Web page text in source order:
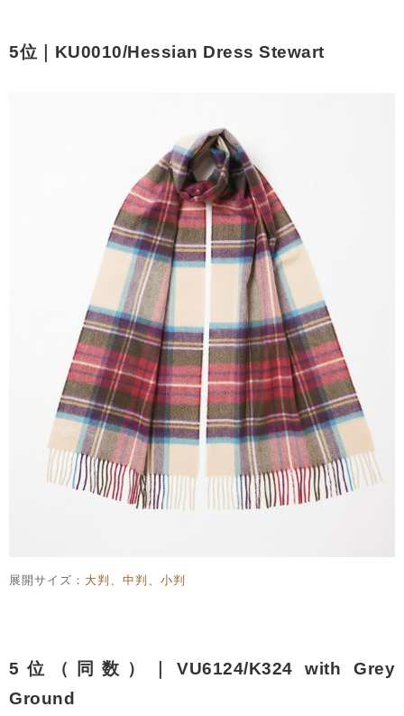
5位｜KU0010/Hessian Dress Stewart
展開サイズ： 大判 、 中判 、 小判
5位（同数）｜VU6124/K324 with Grey
Ground